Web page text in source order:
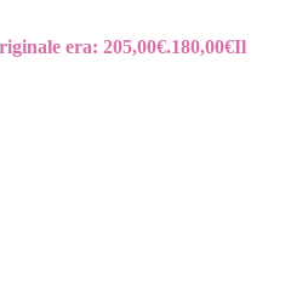
era: 205,00€.180,00€Il